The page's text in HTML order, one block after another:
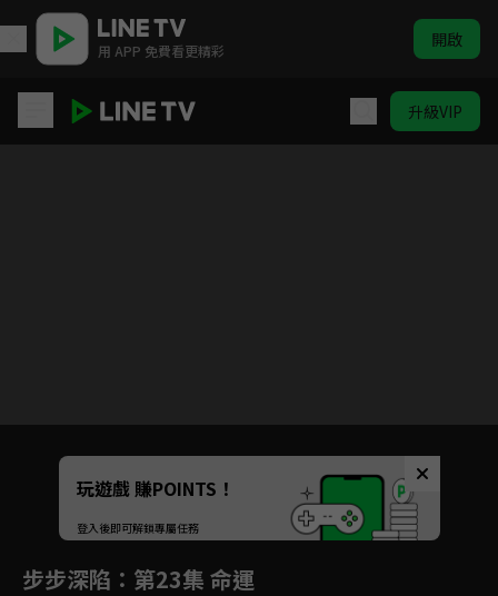
用 APP 免費看更精彩 開啟
升級VIP
Unmute
如有不便請見諒
玩遊戲 賺POINTS！
登入後即可解鎖專屬任務
步步深陷 ：第23集 命運